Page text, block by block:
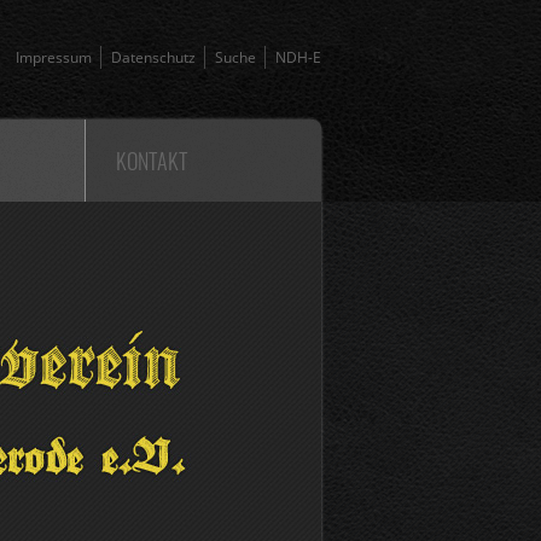
Impressum Datenschutz Suche NDH-E
KONTAKT